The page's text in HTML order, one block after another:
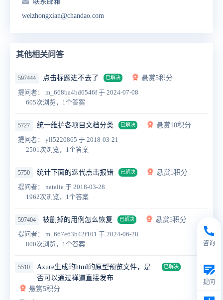
weizhongxian@chandao.com
其他相关问答
597444 点击标题进不去了 已解决
悬赏5积分
提问者： m_668ba4bd6546f于 2024-07-08
605次浏览，1个答案
5727 统一维护各项目文档分类 已解决
悬赏10积分
提问者： yll5220865 于 2018-03-21
2501次浏览，1个答案
5750 统计下面的迭代点击报错 已解决
悬赏5积分
提问者： natalie 于 2018-03-28
1962次浏览，1个答案
597404 被删掉的用例怎么恢复 已解决
悬赏5积分
提问者： m_667e63b42f101 于 2024-06-28
800次浏览，1个答案
5510
Axure生成的html的原型预览文件，是
否可以通过禅道直接发布
已解决
悬赏5积分
咨询
提问